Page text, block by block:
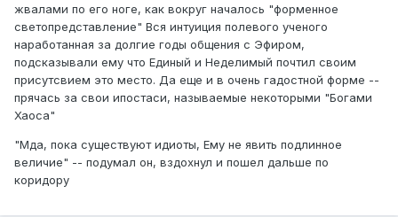
жвалами по его ноге, как вокруг началось "форменное
светопредставление" Вся интуиция полевого ученого
наработанная за долгие годы общения с Эфиром,
подсказывали ему что Единый и Неделимый почтил своим
присутсвием это место. Да еще и в очень гадостной форме --
прячась за свои ипостаси, называемые некоторыми "Богами
Хаоса"
"Мда, пока существуют идиоты, Ему не явить подлинное
величие" -- подумал он, вздохнул и пошел дальше по
коридору